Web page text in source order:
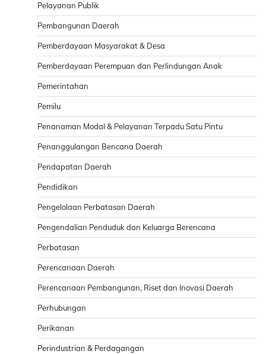
Pelayanan Publik
Pembangunan Daerah
Pemberdayaan Masyarakat & Desa
Pemberdayaan Perempuan dan Perlindungan Anak
Pemerintahan
Pemilu
Penanaman Modal & Pelayanan Terpadu Satu Pintu
Penanggulangan Bencana Daerah
Pendapatan Daerah
Pendidikan
Pengelolaan Perbatasan Daerah
Pengendalian Penduduk dan Keluarga Berencana
Perbatasan
Perencanaan Daerah
Perencanaan Pembangunan, Riset dan Inovasi Daerah
Perhubungan
Perikanan
Perindustrian & Perdagangan